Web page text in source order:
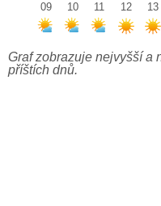
09
10
11
12
13
Graf zobrazuje nejvyšší a
příštích dnů.